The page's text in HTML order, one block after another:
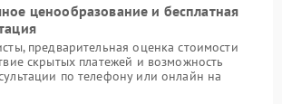
ценообразование и бесплатная
предварительная оценка стоимости
скрытых платежей и возможность
по телефону или онлайн на